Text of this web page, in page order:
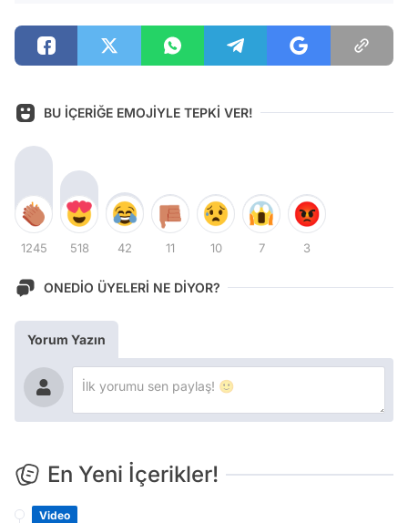
BU İÇERİĞE EMOJİYLE TEPKİ VER!
1245 518 42 11 10 7 3
ONEDİO ÜYELERİ NE DİYOR?
Yorum Yazın
En Yeni İçerikler!
Video